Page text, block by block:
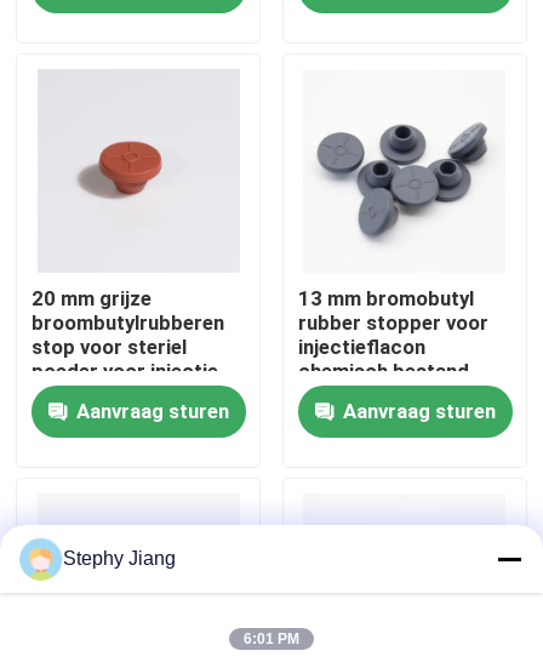
Fabriekstocht
Neem contact met ons op
Nieuws
Flesje van borosilicaatglas
20 mm grijze
broombutylrubberen
stop voor steriel
poeder voor injectie
Aanvraag sturen
13 mm bromobutyl
rubber stopper voor
injectieflacon
chemisch bestand
Aanvraag sturen
Stephy Jiang
6:01 PM